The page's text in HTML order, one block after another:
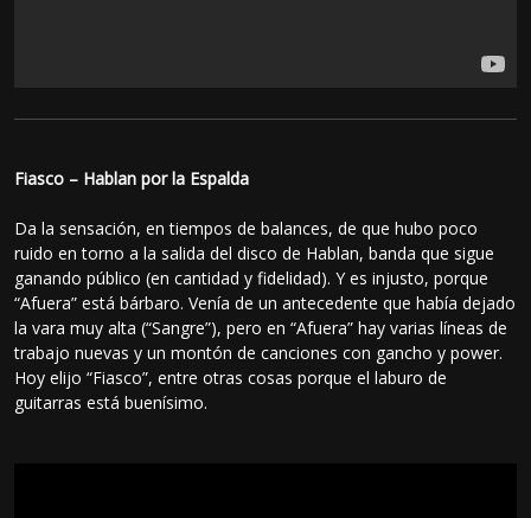
Fiasco – Hablan por la Espalda
Da la sensación, en tiempos de balances, de que hubo poco
ruido en torno a la salida del disco de Hablan, banda que sigue
ganando público (en cantidad y fidelidad). Y es injusto, porque
“Afuera” está bárbaro. Venía de un antecedente que había dejado
la vara muy alta (“Sangre”), pero en “Afuera” hay varias líneas de
trabajo nuevas y un montón de canciones con gancho y power.
Hoy elijo “Fiasco”, entre otras cosas porque el laburo de
guitarras está buenísimo.